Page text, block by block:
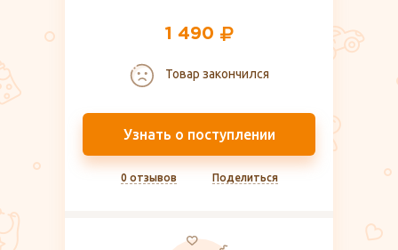
1 490
Товар закончился
Узнать о поступлении
0 отзывов Поделиться